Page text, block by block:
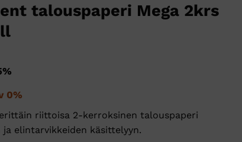
talouspaperi Mega 2krs
€.
€.
0%
erittäin riittoisa 2-kerroksinen talouspaperi
elintarvikkeiden käsittelyyn.